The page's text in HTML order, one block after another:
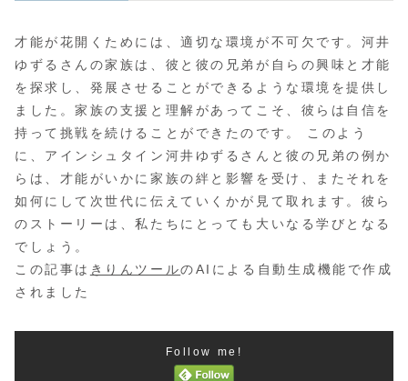
才能が花開くためには、適切な環境が不可欠です。河井
ゆずるさんの家族は、彼と彼の兄弟が自らの興味と才能
を探求し、発展させることができるような環境を提供し
ました。家族の支援と理解があってこそ、彼らは自信を
持って挑戦を続けることができたのです。 このよう
に、アインシュタイン河井ゆずるさんと彼の兄弟の例か
らは、才能がいかに家族の絆と影響を受け、またそれを
如何にして次世代に伝えていくかが見て取れます。彼ら
のストーリーは、私たちにとっても大いなる学びとなる
でしょう。
この記事は きりんツールのAIによる自動生成機能で作成
されました
Follow me!